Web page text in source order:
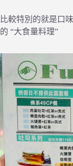
比較特別的就是口
的 “大食量料理”